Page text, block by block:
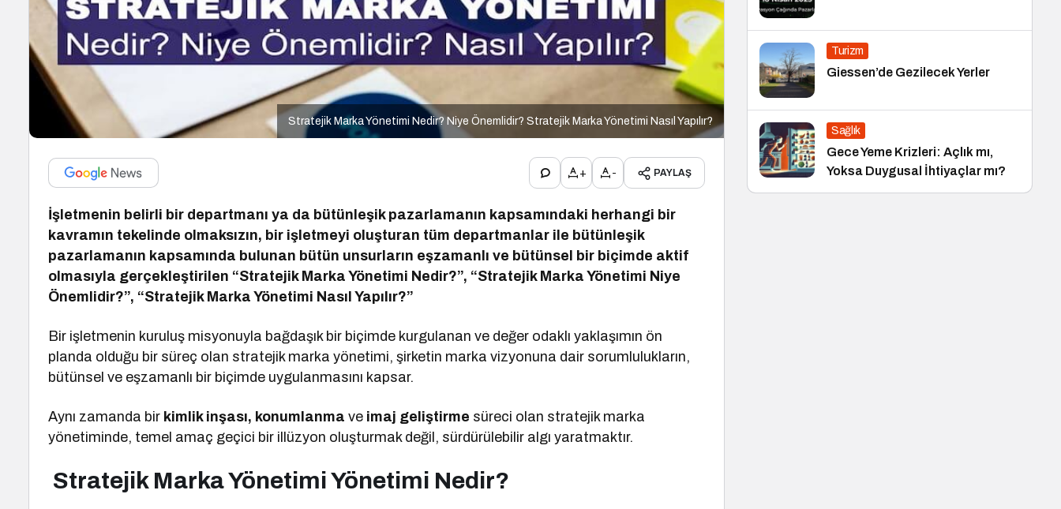
Stratejik Marka Yönetimi Nedir? Niye Önemlidir? Stratejik Marka Yönetimi Nasıl Yapılır?
+ - PAYLAŞ
İşletmenin belirli bir departmanı ya da bütünleşik pazarlamanın kapsamındaki herhangi bir
kavramın tekelinde olmaksızın, bir işletmeyi oluşturan tüm departmanlar ile bütünleşik
pazarlamanın kapsamında bulunan bütün unsurların eşzamanlı ve bütünsel bir biçimde aktif
olmasıyla gerçekleştirilen “Stratejik Marka Yönetimi Nedir?”, “Stratejik Marka Yönetimi Niye
Önemlidir?”, “Stratejik Marka Yönetimi Nasıl Yapılır?”
Bir işletmenin kuruluş misyonuyla bağdaşık bir biçimde kurgulanan ve değer odaklı yaklaşımın ön
planda olduğu bir süreç olan stratejik marka yönetimi, şirketin marka vizyonuna dair sorumlulukların,
bütünsel ve eşzamanlı bir biçimde uygulanmasını kapsar.
Aynı zamanda bir kimlik inşası, konumlanma ve imaj geliştirme süreci olan stratejik marka
yönetiminde, temel amaç geçici bir illüzyon oluşturmak değil, sürdürülebilir algı yaratmaktır.
Stratejik Marka Yönetimi Yönetimi Nedir?
Turizm
Giessen’de Gezilecek Yerler
Sağlık
Gece Yeme Krizleri: Açlık mı,
Yoksa Duygusal İhtiyaçlar mı?